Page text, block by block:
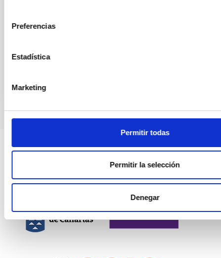
Preferencias
Estadística
Marketing
Permitir todas
Permitir la selección
Denegar
HTTPS://WWW.EDUCACION.GOB.ES/TESEO/